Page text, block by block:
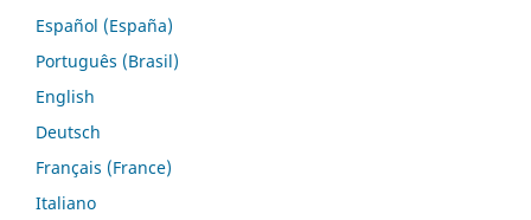
Español (España)
Português (Brasil)
English
Deutsch
Français (France)
Italiano